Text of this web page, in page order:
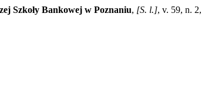
Szkoły Bankowej w Poznaniu, [S. l.], v. 59, n. 2,